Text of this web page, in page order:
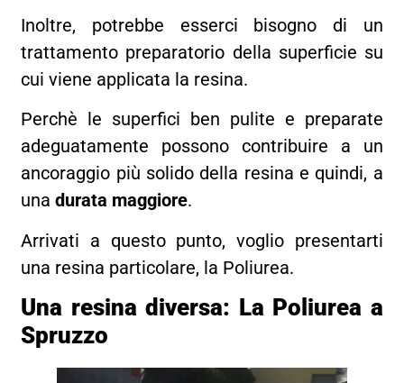
Inoltre, potrebbe esserci bisogno di un
trattamento preparatorio della superficie su
cui viene applicata la resina.
Perchè le superfici ben pulite e preparate
adeguatamente possono contribuire a un
ancoraggio più solido della resina e quindi, a
unadurata maggiore.
Arrivati a questo punto, voglio presentarti
una resina particolare, la Poliurea.
Una resina diversa: La Poliurea a
Spruzzo